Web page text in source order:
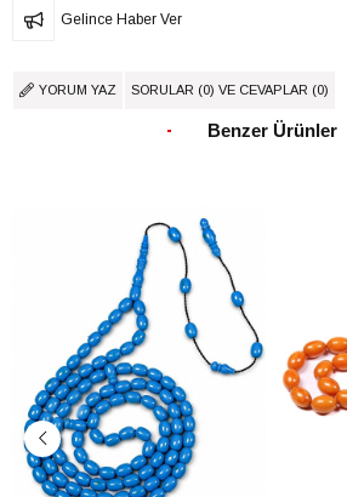
Gelince Haber Ver
YORUM YAZ SORULAR (0) VE CEVAPLAR (0)
Benzer Ürünler